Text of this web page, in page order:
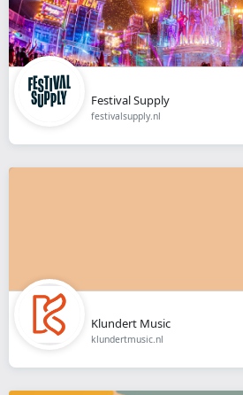
Festival Supply
festivalsupply.nl
Klundert Music
klundertmusic.nl